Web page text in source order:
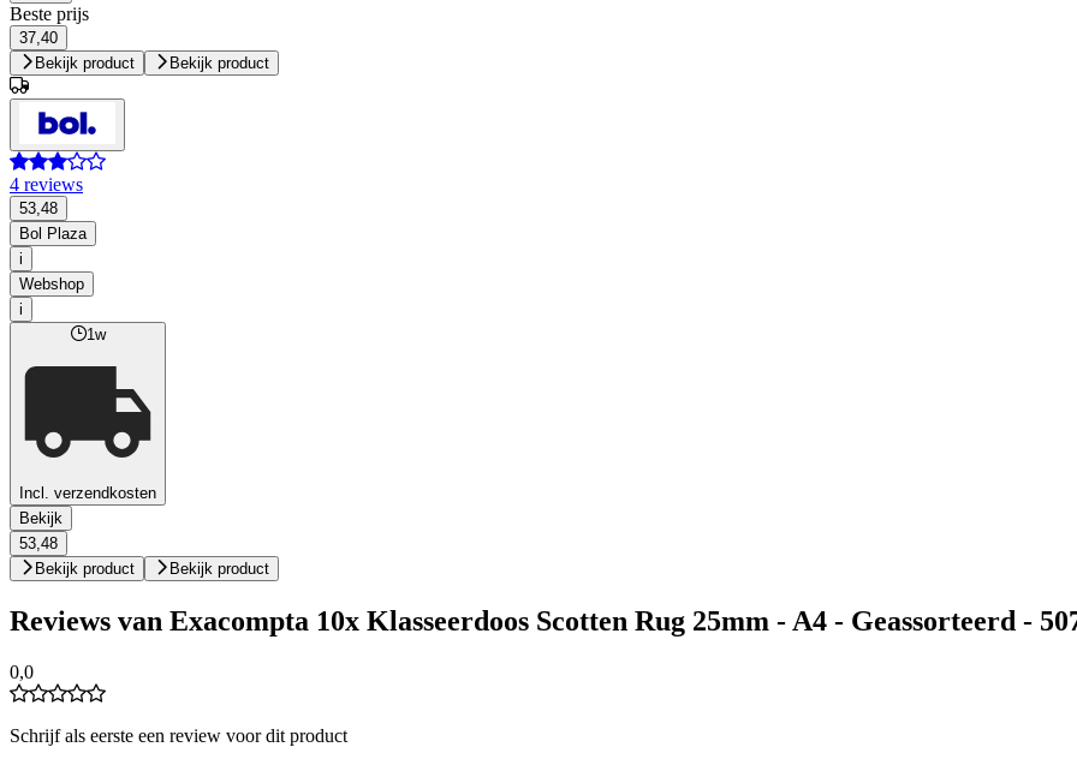
Beste prijs
37,40
Bekijk product
Bekijk product
4 reviews
53,48
Bol Plaza
i
Webshop
i
1w
Incl. verzendkosten
Bekijk
53,48
Bekijk product
Bekijk product
Reviews van Exacompta 10x Klasseerdoos Scotten Rug 25mm - A4 - Geassorteerd -
0,0
Schrijf als eerste een review voor dit product